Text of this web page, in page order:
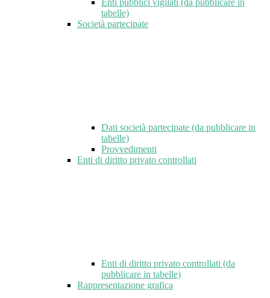
Enti pubblici vigilati (da pubblicare in
tabelle)
Società partecipate
Dati società partecipate (da pubblicare in
tabelle)
Provvedimenti
Enti di diritto privato controllati
Enti di diritto privato controllati (da
pubblicare in tabelle)
Rappresentazione grafica